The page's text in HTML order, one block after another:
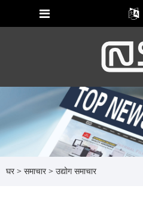
घर > समाचार> उद्योग समाचार